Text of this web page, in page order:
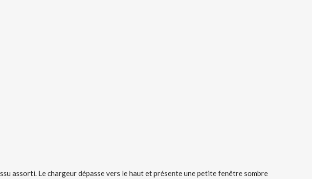
assorti. Le chargeur dépasse vers le haut et présente une petite fenêtre sombre